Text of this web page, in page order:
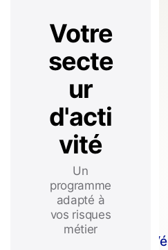
Votre
secte
ur
d'acti
vité
Un
programme
adapté à
vos risques
métier